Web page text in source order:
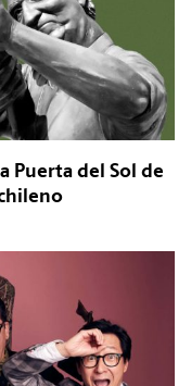
Puerta del Sol de